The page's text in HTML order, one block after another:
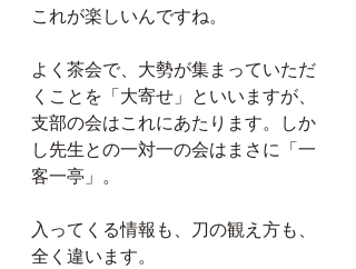
これが楽しいんですね。
よく茶会で、大勢が集まっていただ
くことを「大寄せ」といいますが、
支部の会はこれにあたります。しか
し先生との一対一の会はまさに「一
客一亭」。
入ってくる情報も、刀の観え方も、
全く違います。